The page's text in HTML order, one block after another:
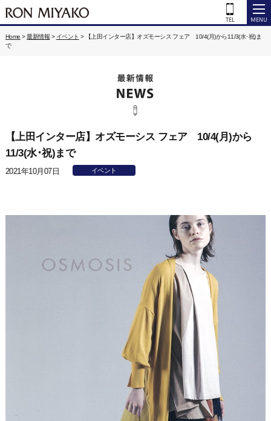
Home >最新情報 > イベント >
【上田インター店】オズモーシス フェア 10/4(月)から11/3(水･祝)ま
で
【上田インター店】オズモーシス フェア 10/4(月)から
11/3(水･祝)まで
2021年10月07日 イベント